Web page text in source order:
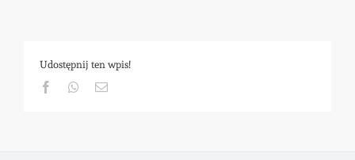
Udostępnij ten wpis!
FacebookWhatsapp
Email